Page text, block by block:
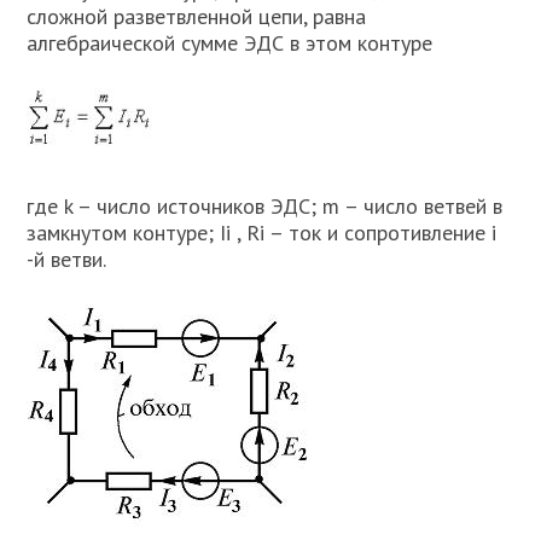
сложной разветвленной цепи, равна
алгебраической сумме ЭДС в этом контуре
где k – число источников ЭДС; m – число ветвей в
замкнутом контуре; Ii , Ri – ток и сопротивление i
-й ветви.